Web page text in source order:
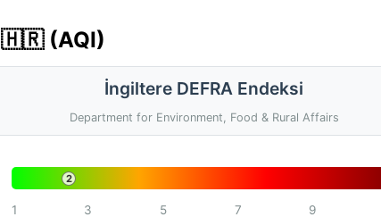
🇭🇷 (AQI)
İngiltere DEFRA Endeksi
Department for Environment, Food & Rural Affairs
2
1 3 5 7 9